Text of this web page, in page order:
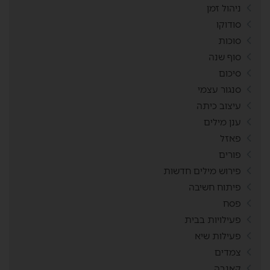
ניהול זמן
סודוקו
סוכות
סוף שנה
סיכום
סנגור עצמי
עיצוב כיתה
ענן מילים
פאזל
פורים
פירוש מילים חדשות
פיתוח חשיבה
פסח
פעילויות בבית
פעילות שיא
צמדים